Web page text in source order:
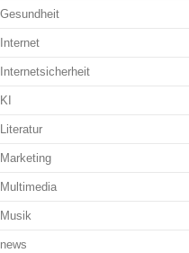
Gesundheit
Internet
Internetsicherheit
KI
Literatur
Marketing
Multimedia
Musik
news